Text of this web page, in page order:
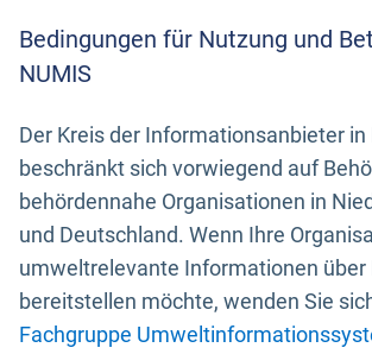
Bedingungen für Nutzung und
NUMIS
Der Kreis der Informationsanbieter in
beschränkt sich vorwiegend auf
behördennahe Organisationen in
und Deutschland. Wenn Ihre
umweltrelevante Informationen über
bereitstellen möchte, wenden Sie
Fachgruppe